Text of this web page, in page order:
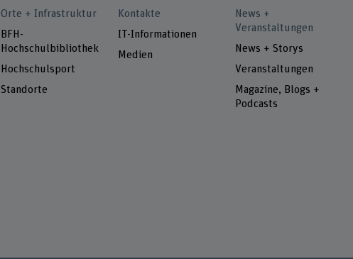
Orte + Infrastruktur
BFH-
Hochschulbibliothek
Hochschulsport
Standorte
Kontakte
IT-Informationen
Medien
News +
Veranstaltungen
News + Storys
Veranstaltungen
Magazine, Blogs +
Podcasts